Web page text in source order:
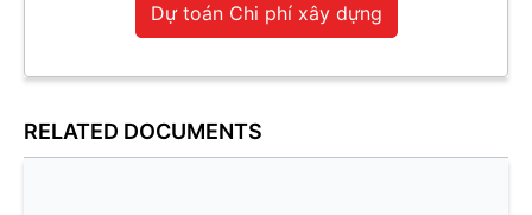
Dự toán Chi phí xây dựng
RELATED DOCUMENTS